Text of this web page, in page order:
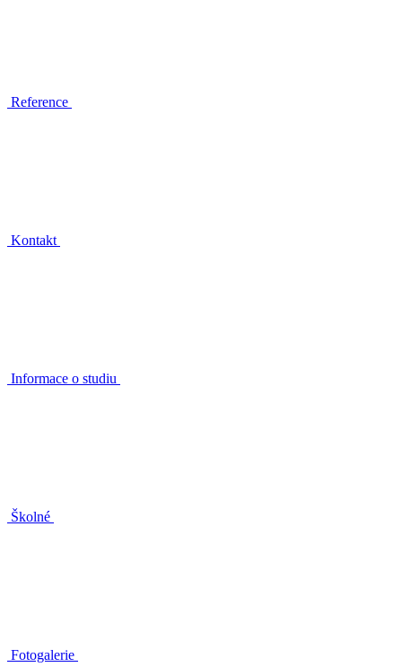
Reference
Kontakt
Informace o studiu
Školné
Fotogalerie